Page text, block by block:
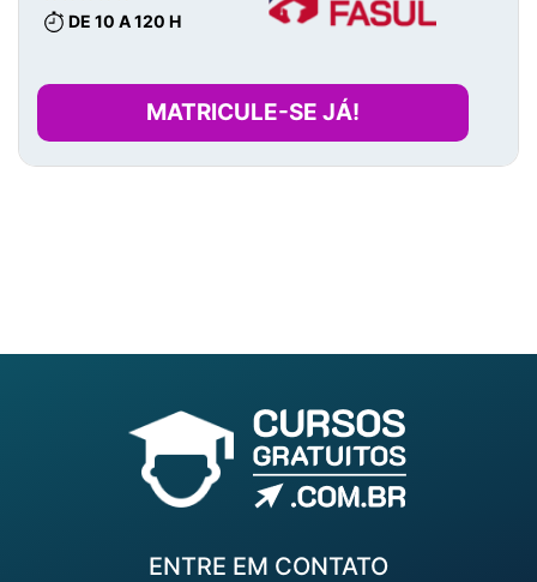
DE 10 A 120 H
MATRICULE-SE JÁ!
ENTRE EM CONTATO